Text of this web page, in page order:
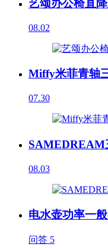
艺颂办公椅直
08.02
Miffy米菲青轴
07.30
SAMEDREAM
08.03
电水壶功率一
问答 5